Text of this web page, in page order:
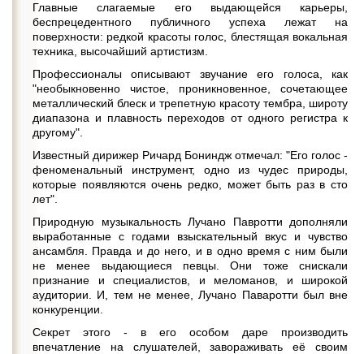
Главные слагаемые его выдающейся карьеры,
беспрецедентного публичного успеха лежат на
поверхности: редкой красоты голос, блестящая вокальная
техника, высочайший артистизм.
Профессионалы описывают звучание его голоса, как
"необыкновенно чистое, проникновенное, сочетающее
металлический блеск и трепетную красоту тембра, широту
диапазона и плавность переходов от одного регистра к
другому".
Известный дирижер Ричард Бониндж отмечал: "Его голос -
феноменальный инструмент, одно из чудес природы,
которые появляются очень редко, может быть раз в сто
лет".
Природную музыкальность Лучано Павротти дополняли
выработанные с годами взыскательный вкус и чувство
ансамбля. Правда и до него, и в одно время с ним были
не менее выдающиеся певцы. Они тоже снискали
признание и специалистов, и меломанов, и широкой
аудитории. И, тем не менее, Лучано Паваротти был вне
конкуренции.
Секрет этого - в его особом даре производить
впечатление на слушателей, завораживать её своим